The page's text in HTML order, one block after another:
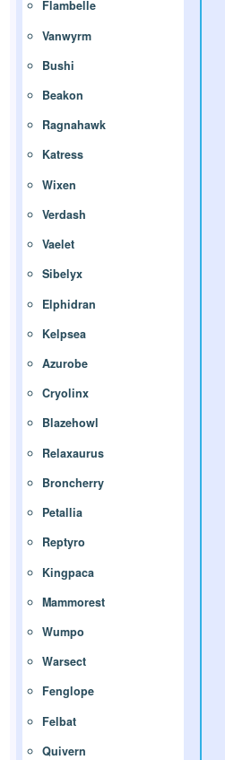
Flambelle
Vanwyrm
Bushi
Beakon
Ragnahawk
Katress
Wixen
Verdash
Vaelet
Sibelyx
Elphidran
Kelpsea
Azurobe
Cryolinx
Blazehowl
Relaxaurus
Broncherry
Petallia
Reptyro
Kingpaca
Mammorest
Wumpo
Warsect
Fenglope
Felbat
Quivern